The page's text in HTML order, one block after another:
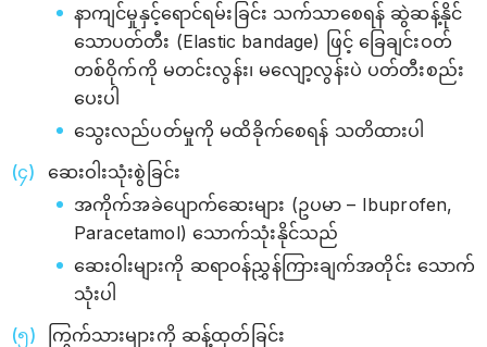
နာကျင်မှုနှင့်ရောင်ရမ်းခြင်း သက်သာစေရန် ဆွဲဆန့်နိုင်
သောပတ်တီး (Elastic bandage) ဖြင့် ခြေချင်းဝတ်
တစ်ဝိုက်ကို မတင်းလွန်း၊ မလျော့လွန်းပဲ ပတ်တီးစည်း
ပေးပါ
သွေးလည်ပတ်မှုကို မထိခိုက်စေရန် သတိထားပါ
ဆေးဝါးသုံးစွဲခြင်း
အကိုက်အခဲပျောက်ဆေးများ (ဥပမာ – Ibuprofen,
Paracetamol) သောက်သုံးနိုင်သည်
ဆေးဝါးများကို ဆရာဝန်ညွှန်ကြားချက်အတိုင်း သောက်
သုံးပါ
ကြွက်သားများကို ဆန့်ထုတ်ခြင်း